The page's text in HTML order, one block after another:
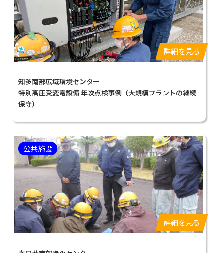
詳細を見る
知多南部広域環境センター
特別高圧受変電設備 年次点検事例（大規模プラントの継続
保守）
公共施設
詳細を見る